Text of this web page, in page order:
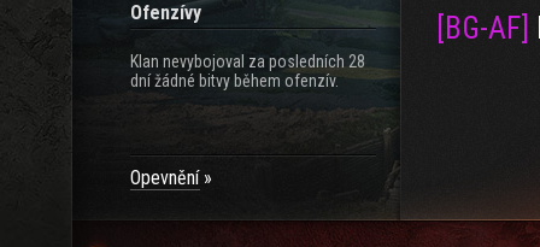
Ofenzívy
Klan nevybojoval za posledních 28
dní žádné bitvy během ofenzív.
Opevnění
[BG-AF]